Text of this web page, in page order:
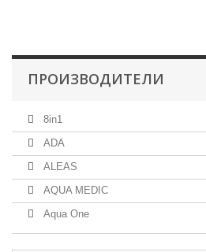
ПРОИЗВОДИТЕЛИ
8in1
ADA
ALEAS
AQUA MEDIC
Aqua One